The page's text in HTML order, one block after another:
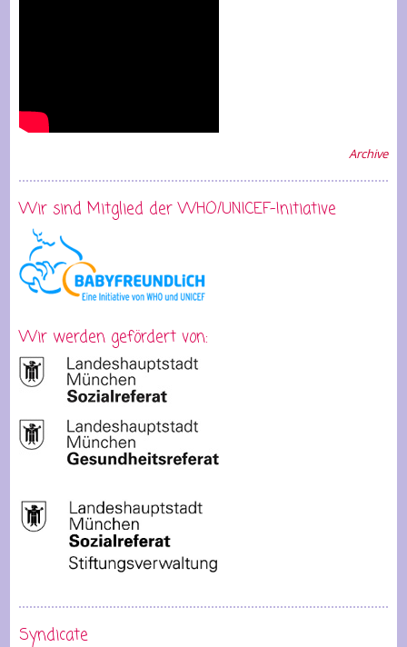
Archive
Wir sind Mitglied der WHO/UNICEF-Initiative
Wir werden gefördert von:
Syndicate